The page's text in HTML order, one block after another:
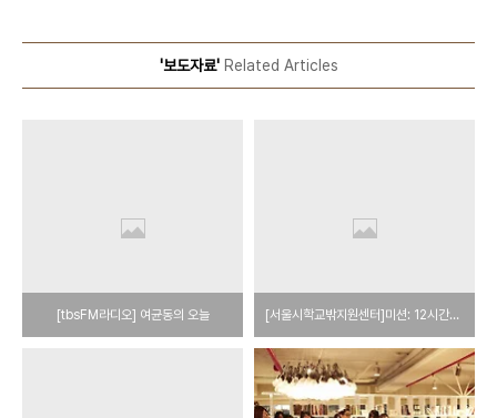
'보도자료'Related Articles
[tbsFM라디오] 여균동의 오늘 [서울시학교밖지원센터]미션: 12시간반만에 고백을 하라!